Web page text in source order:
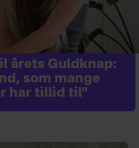
årets Guldknap:
som mange
har tillid til"